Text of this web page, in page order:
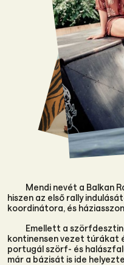
Mendi nevét a Balkan
hiszen az első rally
koordinátora, és
Emellett a
kontinensen vezet túrákat
portugál szörf- és
már a bázisát is ide